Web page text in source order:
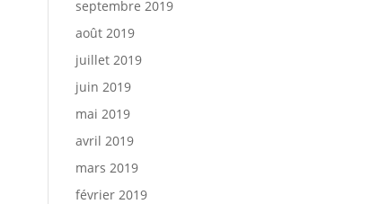
septembre 2019
août 2019
juillet 2019
juin 2019
mai 2019
avril 2019
mars 2019
février 2019